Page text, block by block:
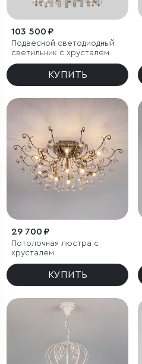
103 500 ₽
Подвесной светодиодный
светильник с хрусталем
КУПИТЬ
29 700 ₽
Потолочная люстра с
хрусталем
КУПИТЬ